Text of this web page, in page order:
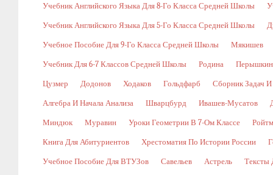
Учебник Английского Языка Для 8-Го Класса Средней Школы
Учебник Английского Языка Для 5-Го Класса Средней Школы
Учебное Пособие Для 9-Го Класса Средней Школы Мякишев
Учебник Для 6-7 Классов Средней Школы Родина Перышкин
Цузмер Додонов Ходаков Гольдфарб Сборник Задач
Алгебра И Начала Анализа Шварцбурд Ивашев-Мусатов
Миндюк Муравин Уроки Геометрии В 7-Ом Классе
Книга Для Абитуриентов Хрестоматия По Истории России
Учебное Пособие Для ВТУЗов Савельев Астрель Тексты